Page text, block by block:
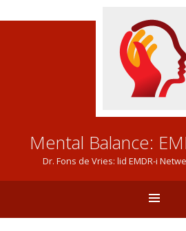
Mental Balance:
Dr. Fons de Vries: lid EMDR-i